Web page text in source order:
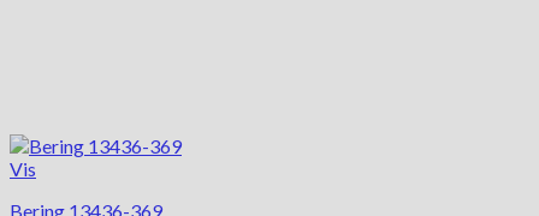
Vis
Bering 13436-369